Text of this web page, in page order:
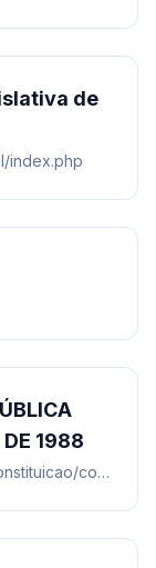
de
index.php
DE 1988
www.planalto.gov.br/ccivil_03/constituicao/constituicao.htm